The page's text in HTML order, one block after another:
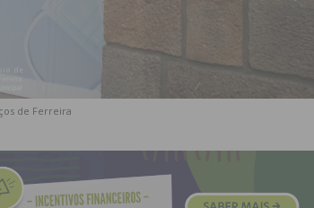
de Ferreira